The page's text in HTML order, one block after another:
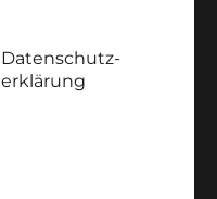
Datenschutz-
erklärung